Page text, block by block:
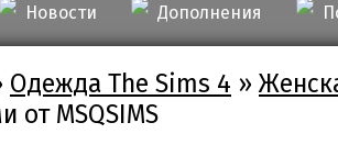
Новости Дополнения
Одежда The Sims 4 »
от MSQSIMS